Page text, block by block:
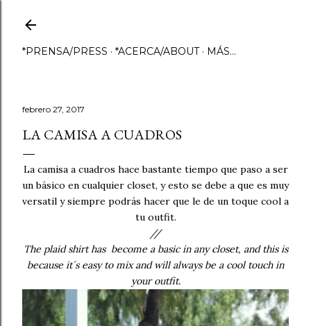
*PRENSA/PRESS *ACERCA/ABOUT MÁS…
febrero 27, 2017
LA CAMISA A CUADROS
La camisa a cuadros hace bastante tiempo que paso a ser
un básico en cualquier closet, y esto se debe a que es muy
versatil y siempre podrás hacer que le de un toque cool a
tu outfit.
//
The plaid shirt has become a basic in any closet, and this is
because it´s easy to mix and will always be a cool touch in
your outfit.